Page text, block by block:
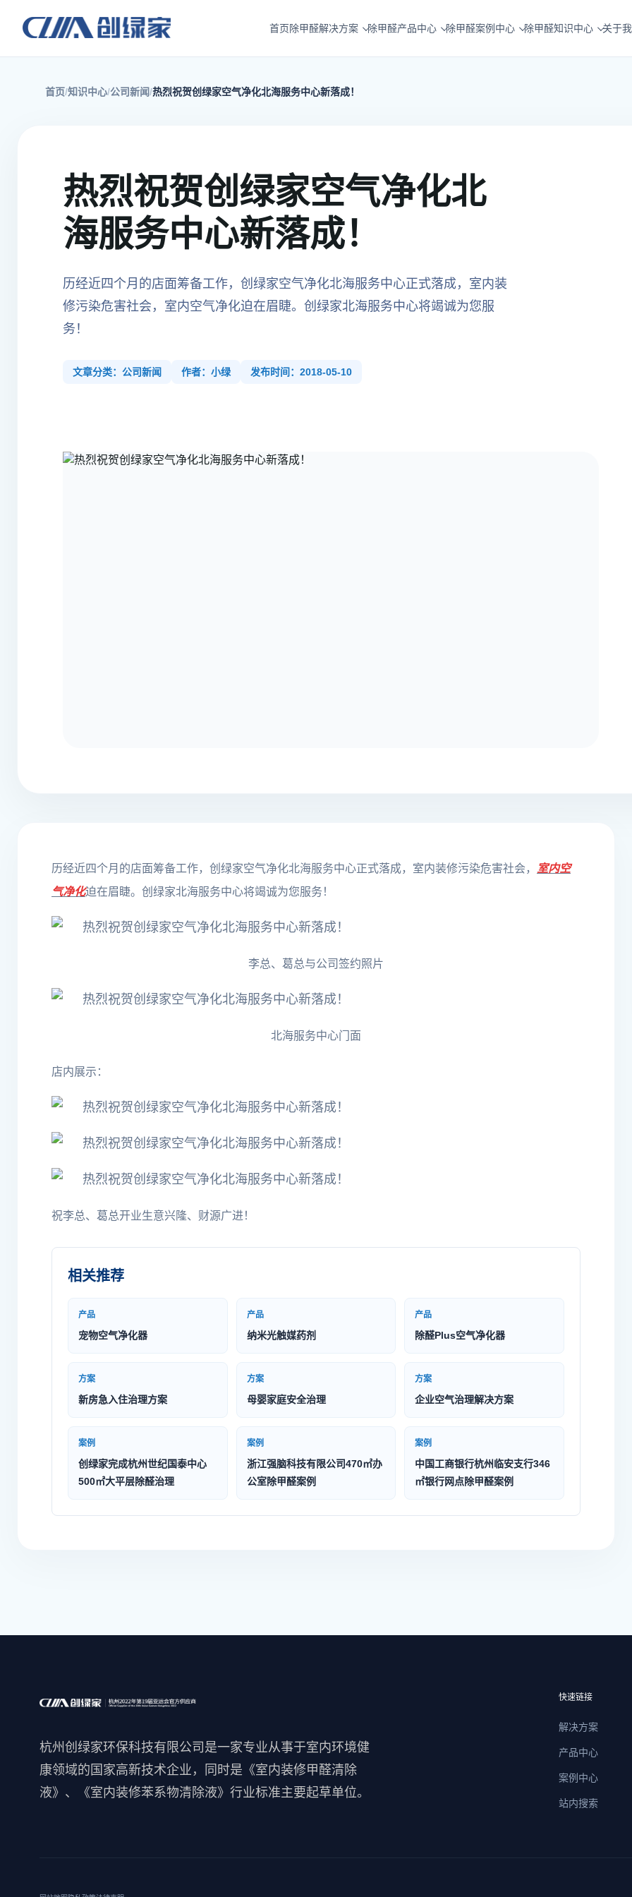
首页除甲醛解决方案 除甲醛产品中心 除甲醛案例中心 除甲醛知识中心 关于
首页 知识中心 公司新闻 热烈祝贺创绿家空气净化北海服务中心新落成！
热烈祝贺创绿家空气净化北
海服务中心新落成！
历经近四个月的店面筹备工作，创绿家空气净化北海服务中心正式落成，室内装
修污染危害社会，室内空气净化迫在眉睫。创绿家北海服务中心将竭诚为您服
务！
文章分类：公司新闻 作者：小绿 发布时间：2018-05-10
历经近四个月的店面筹备工作，创绿家空气净化北海服务中心正式落成，室内装修污染危害社会，
室内空
气净化迫在眉睫。创绿家北海服务中心将竭诚为您服务！
李总、葛总与公司签约照片
北海服务中心门 面
店内展示：
祝李总、葛总开业生意兴隆、财源广进！
相关推荐
产品
宠物空气净化器
产品
纳米光触媒药剂
产品
除醛Plus空气净化器
方案
新房急入住治理方案
方案
母婴家庭安全治理
方案
企业空气治理解决方案
案例
创绿家完成杭州世纪国泰中心
500㎡大平层除醛治理
案例
浙江强脑科技有限公司470㎡办
公室除甲醛案例
案例
中国工商银行杭州临安支行346
㎡银行网点除甲醛案例
杭州创绿家环保科技有限公司是一家专业从事于室内环境健
康领域的国家高新技术企业，同时是《室内装修甲醛清除
液》、《室内装修苯系物清除液》行业标准主要起草单位。
快速链接
解决方案
产品中心
案例中心
站内搜索